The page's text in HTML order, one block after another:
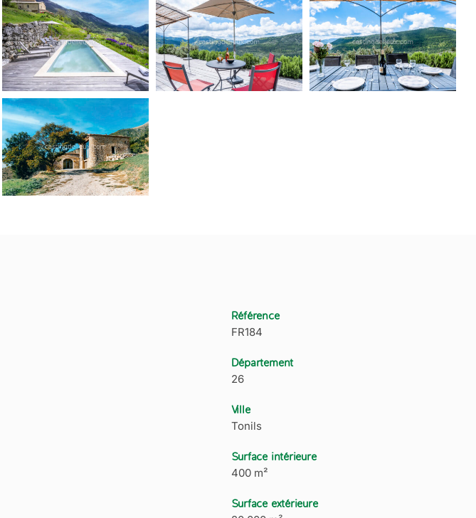
Référence
FR184
Département
26
Ville
Tonils
Surface intérieure
400 m²
Surface extérieure